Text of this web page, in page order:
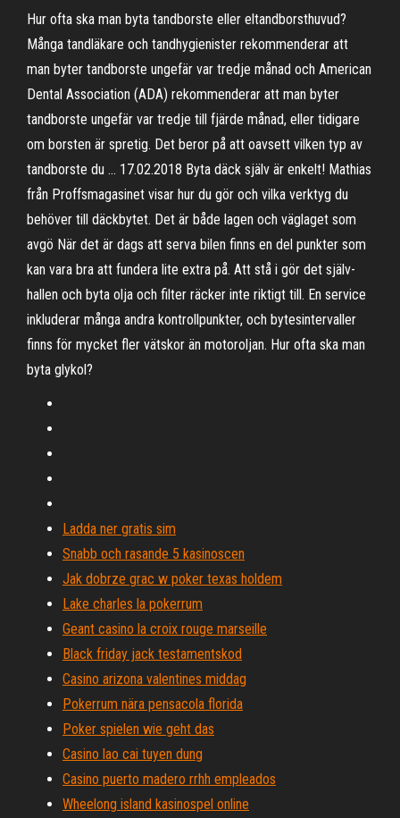
Hur ofta ska man byta tandborste eller eltandborsthuvud?
Många tandläkare och tandhygienister rekommenderar att
man byter tandborste ungefär var tredje månad och American
Dental Association (ADA) rekommenderar att man byter
tandborste ungefär var tredje till fjärde månad, eller tidigare
om borsten är spretig. Det beror på att oavsett vilken typ av
tandborste du … 17.02.2018 Byta däck själv är enkelt! Mathias
från Proffsmagasinet visar hur du gör och vilka verktyg du
behöver till däckbytet. Det är både lagen och väglaget som
avgö När det är dags att serva bilen finns en del punkter som
kan vara bra att fundera lite extra på. Att stå i gör det själv-
hallen och byta olja och filter räcker inte riktigt till. En service
inkluderar många andra kontrollpunkter, och bytesintervaller
finns för mycket fler vätskor än motoroljan. Hur ofta ska man
byta glykol?
Ladda ner gratis sim
Snabb och rasande 5 kasinoscen
Jak dobrze grac w poker texas holdem
Lake charles la pokerrum
Geant casino la croix rouge marseille
Black friday jack testamentskod
Casino arizona valentines middag
Pokerrum nära pensacola florida
Poker spielen wie geht das
Casino lao cai tuyen dung
Casino puerto madero rrhh empleados
Wheelong island kasinospel online